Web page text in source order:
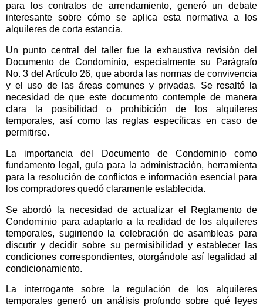
para los contratos de arrendamiento, generó un debate
interesante sobre cómo se aplica esta normativa a los
alquileres de corta estancia.
Un punto central del taller fue la exhaustiva revisión del
Documento de Condominio, especialmente su Parágrafo
No. 3 del Artículo 26, que aborda las normas de convivencia
y el uso de las áreas comunes y privadas. Se resaltó la
necesidad de que este documento contemple de manera
clara la posibilidad o prohibición de los alquileres
temporales, así como las reglas específicas en caso de
permitirse.
La importancia del Documento de Condominio como
fundamento legal, guía para la administración, herramienta
para la resolución de conflictos e información esencial para
los compradores quedó claramente establecida.
Se abordó la necesidad de actualizar el Reglamento de
Condominio para adaptarlo a la realidad de los alquileres
temporales, sugiriendo la celebración de asambleas para
discutir y decidir sobre su permisibilidad y establecer las
condiciones correspondientes, otorgándole así legalidad al
condicionamiento.
La interrogante sobre la regulación de los alquileres
temporales generó un análisis profundo sobre qué leyes